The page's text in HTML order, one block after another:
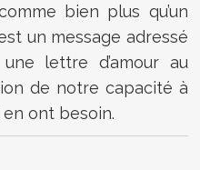
bien plus qu’un
un message adressé
une lettre d’amour au
de notre capacité à
ont besoin.